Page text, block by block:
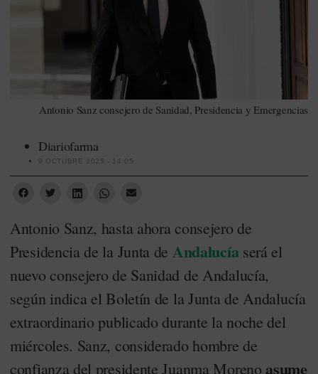
Antonio Sanz consejero de Sanidad, Presidencia y Emergencias
Diariofarma
9 OCTUBRE 2025 - 14:05
Antonio Sanz, hasta ahora consejero de
Presidencia de la Junta de Andalucíaserá el
nuevo consejero de Sanidad de Andalucía,
según indica el Boletín de la Junta de Andalucía
extraordinario publicado durante la noche del
miércoles. Sanz, considerado hombre de
confianza del presidente Juanma Moreno asume